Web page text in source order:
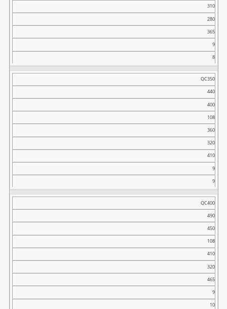
310
280
365
9
8
QC350
440
400
108
360
320
410
9
9
QC400
490
450
108
410
320
465
9
10